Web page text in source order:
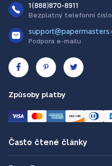
1(888)870-8911
Bezplatný telefonní číslo
Podpora e-mailu
Způsoby platby
Často čtené články